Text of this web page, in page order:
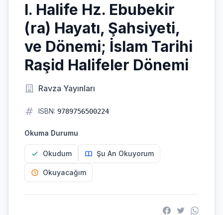
I. Halife Hz. Ebubekir
(ra) Hayatı, Şahsiyeti,
ve Dönemi; İslam Tarihi
Raşid Halifeler Dönemi
Ravza Yayınları
ISBN: 9789756500224
Okuma Durumu
Okudum Şu An Okuyorum
Okuyacağım